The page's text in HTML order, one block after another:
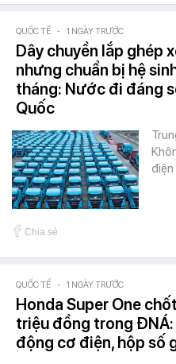
QUỐC TẾ - 1 NGÀY TRƯỚC
Dây chuyền lắp ghép
nhưng chuẩn bị hệ
tháng: Nước đi đáng
Quốc
Chia sẻ
QUỐC TẾ - 1 NGÀY TRƯỚC
Honda Super One
triệu đồng trong
động cơ điện, hộp số